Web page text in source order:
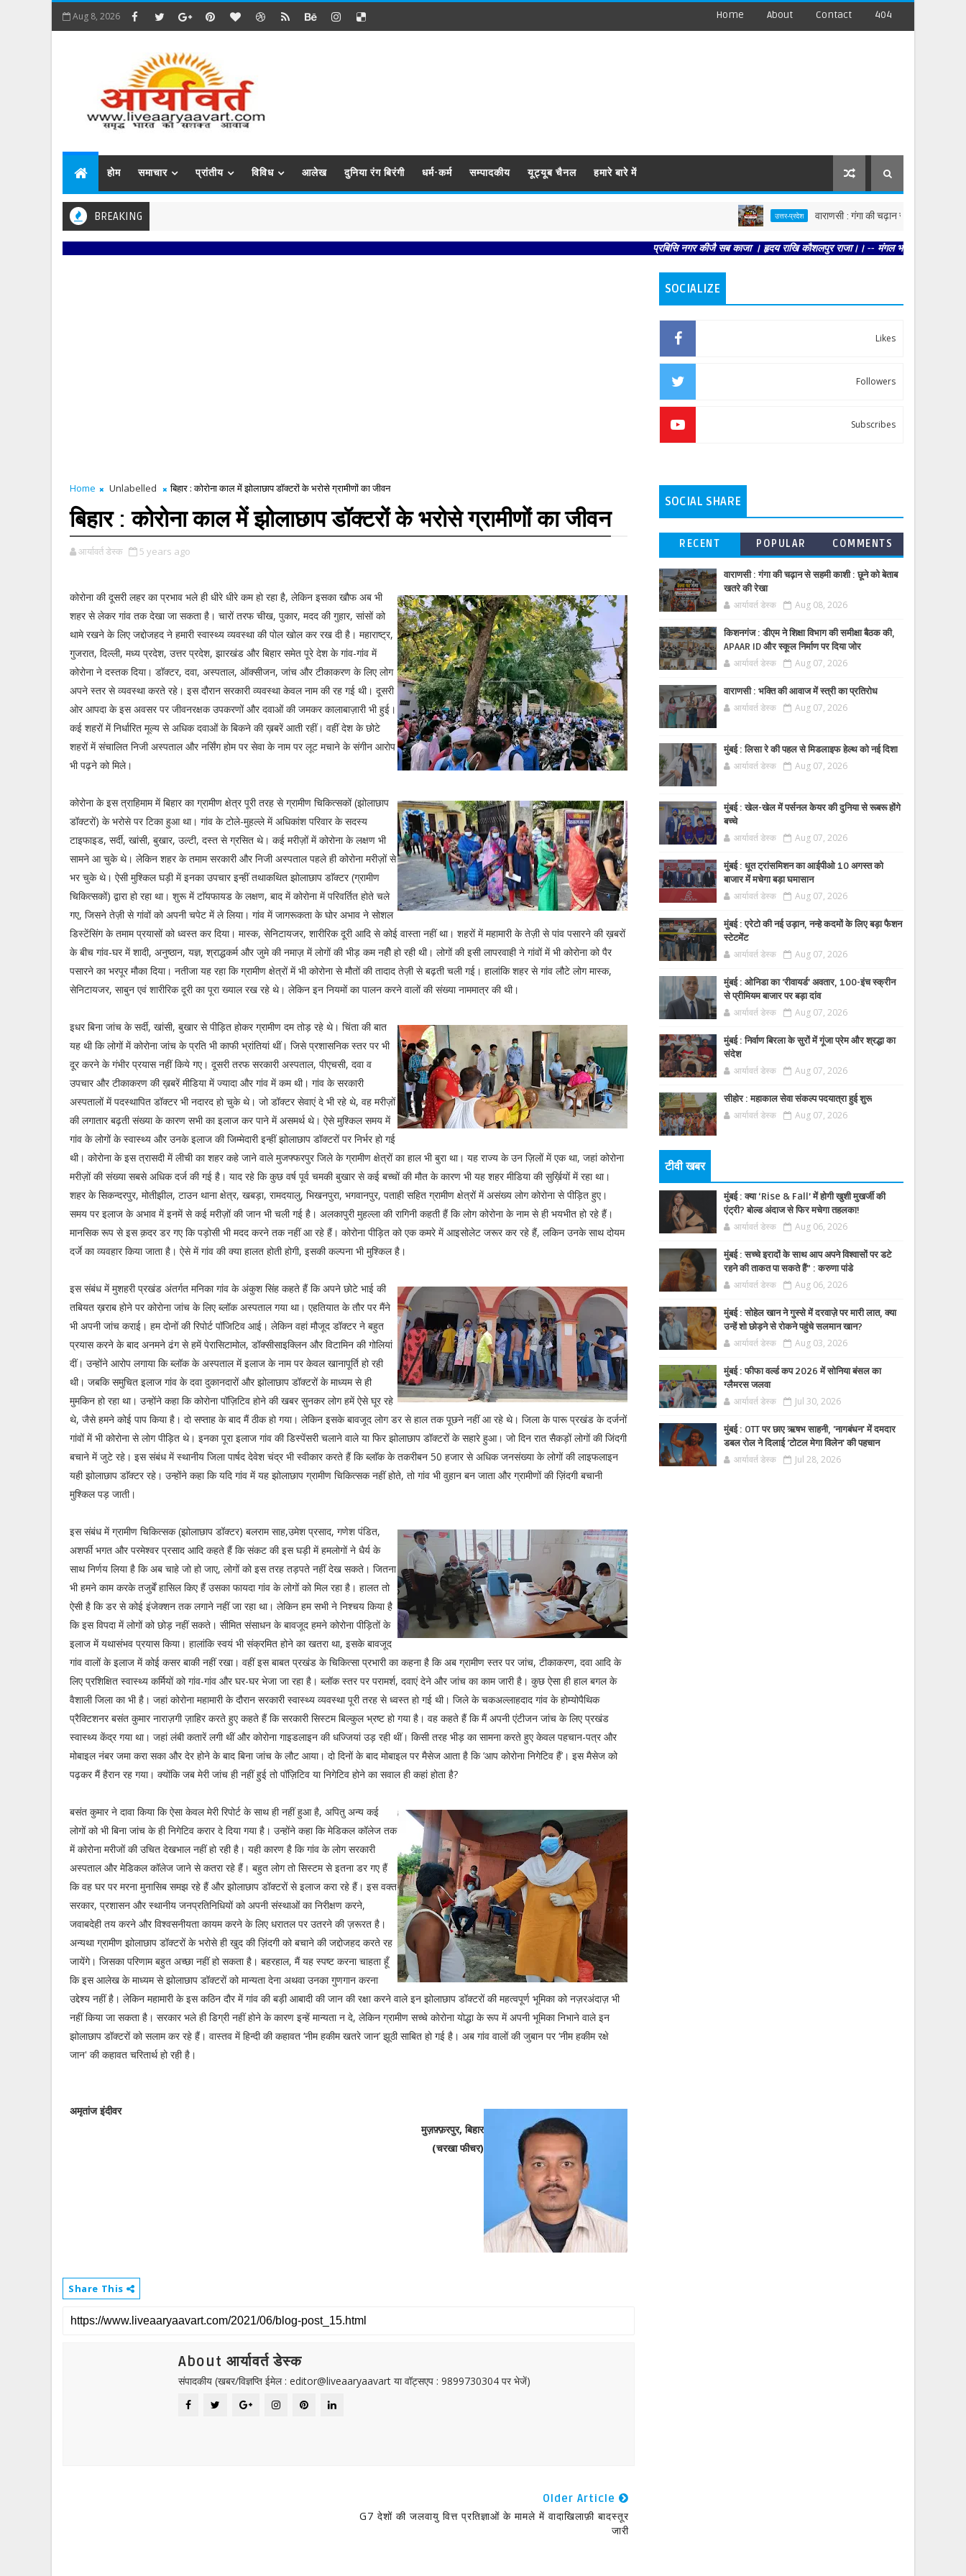
Aug 8, 2026 Home About Contact 404
होम समाचार प्रांतीय विविध आलेख दुनिया रंग बिरंगी धर्म-कर्म सम्पादकीय यूट्यूब चैनल हमारे बारे में
BREAKING उत्तर-प्रदेश वाराणसी : गंगा की चढ़ान से सहमी काशी : छूने को बेताब
प्रबिसि नगर कीजै सब काजा । हृदय राखि कौशलपुर राजा।। -- मंगल भवन अमंगल हारी। द्रवहु
Home Unlabelled बिहार : कोरोना काल में झोलाछाप डॉक्टरों के भरोसे ग्रामीणों का जीवन
बिहार : कोरोना काल में झोलाछाप डॉक्टरों के भरोसे ग्रामीणों का जीवन
आर्यावर्त डेस्क 5 years ago
कोरोना की दूसरी लहर का प्रभाव भले ही धीरे धीरे कम हो रहा है, लेकिन इसका खौफ अब भी
शहर से लेकर गांव तक देखा जा सकता है। चारों तरफ चीख, पुकार, मदद की गुहार, सांसों को
थामे रखने के लिए जद्दोजहद ने हमारी स्वास्थ्य व्यवस्था की पोल खोल कर रख दी है। महाराष्ट्र,
गुजरात, दिल्ली, मध्य प्रदेश, उत्तर प्रदेश, झारखंड और बिहार समेत पूरे देश के गांव-गांव में
कोरोना ने दस्तक दिया। डॉक्टर, दवा, अस्पताल, ऑक्सीजन, जांच और टीकाकरण के लिए लोग
अपने स्तर से व्यवस्था करते रहे। इस दौरान सरकारी व्यवस्था केवल नाम की रह गई थी। दूसरी
ओर आपदा के इस अवसर पर जीवनरक्षक उपकरणों और दवाओं की जमकर कालाबाज़ारी भी हुई।
कई शहरों में निर्धारित मूल्य से अधिक दवाओं के बिकने की ख़बरें आती रहीं। वहीं देश के छोटे
शहरों में संचालित निजी अस्पताल और नर्सिंग होम पर सेवा के नाम पर लूट मचाने के संगीन आरोप
भी पढ़ने को मिले।
कोरोना के इस त्राहिमाम में बिहार का ग्रामीण क्षेत्र पूरी तरह से ग्रामीण चिकित्सकों (झोलाछाप
डॉक्टरों) के भरोसे पर टिका हुआ था। गांव के टोले-मुहल्ले में अधिकांश परिवार के सदस्य
टाइफाइड, सर्दी, खांसी, बुखार, उल्टी, दस्त से ग्रसित थे। कई मरीज़ों में कोरोना के लक्षण भी
सामने आ चुके थे। लेकिन शहर के तमाम सरकारी और निजी अस्पताल पहले ही कोरोना मरीज़ों से
भर चुके थे। ऐसी मुश्किल घड़ी में इनका उपचार इन्हीं तथाकथित झोलाछाप डाॅक्टर (ग्रामीण
चिकित्सकों) द्वारा हो रहा था। शुरू में टाॅयफायड के लक्षण, बाद में कोरोना में परिवर्तित होते चले
गए, जिसने तेज़ी से गांवों को अपनी चपेट में ले लिया। गांव में जागरूकता के घोर अभाव ने सोशल
डिस्टेंसिंग के तमाम प्रयासों को ध्वस्त कर दिया। मास्क, सेनिटायजर, शारीरिक दूरी आदि से कोई वास्ता नहीं था। शहरों में महामारी के तेज़ी से पांव पसारने की ख़बरों
के बीच गांव-घर में शादी, अनुष्ठान, यज्ञ, श्राद्धकर्म और जुमे की नमाज़ में लोगों की भीड़ कम नहीे हो रही थी। लोगों की इसी लापरवाही ने गांवों में भी कोरोना को पैर
पसारने का भरपूर मौका दिया। नतीजा यह रहा कि ग्रामीण क्षेत्रों में भी कोरोना से मौतों की तादाद तेज़ी से बढ़ती चली गई। हालांकि शहर से गांव लौटे लोग मास्क,
सेनिटायजर, साबुन एवं शारीरिक दूरी का पूरा ख्याल रख रहे थे। लेकिन इन नियमों का पालन करने वालों की संख्या नाममात्र की थी।
इधर बिना जांच के सर्दी, खांसी, बुखार से पीड़ित होकर ग्रामीण दम तोड़ रहे थे। चिंता की बात
यह थी कि लोगों में कोरोना जांच के प्रति भी काफी भ्रांतियां थीं। जिसे प्रशासनिक स्तर पर भी
दूर करने के गंभीर प्रयास नहीं किये गए। दूसरी तरफ सरकारी अस्पताल, पीएचसी, दवा व
उपचार और टीकाकरण की ख़बरें मीडिया में ज्यादा और गांव में कम थी। गांव के सरकारी
अस्पतालों में पदस्थापित डॉक्टर भी नदारद हो चुके थे। जो डॉक्टर सेवाएं दे भी रहे थे, वह मरीज़ों
की लगातार बढ़ती संख्या के कारण सभी का इलाज कर पाने में असमर्थ थे। ऐसे मुश्किल समय में
गांव के लोगों के स्वास्थ्य और उनके इलाज की जिम्मेदारी इन्हीं झोलाछाप डॉक्टरों पर निर्भर हो गई
थी। कोरोना के इस त्रासदी में लीची का शहर कहे जाने वाले मुजफ्फरपुर जिले के ग्रामीण क्षेत्रों का हाल भी बुरा था। यह राज्य के उन ज़िलों में एक था, जहां कोरोना
मरीज़ों की संख्या सबसे अधिक दर्ज की गई है। याद रहे कि कुछ वर्ष पूर्व चमकी बुखार से कई बच्चों की मौत के कारण भी यह शहर मीडिया की सुर्ख़ियों में रहा था।
शहर के सिकन्दरपुर, मोतीझील, टाउन थाना क्षेत्र, खबड़ा, रामदयालु, भिखनपुरा, भगवानपुर, पताही सहित ग्रामीण क्षेत्रों में असंख्य लोग कोरोना से पीड़ित हुए।
समय पर इलाज के अभाव में इनमें से कई मरीज़ों की जान भी चली गई है। अलकापुरी मुहल्ला की रागिनी कहती हैं कि लोग कोरोना के नाम से ही भयभीत हो रहे हैं।
मानसिक रूप से इस क़दर डर गए कि पड़ोसी भी मदद करने तक नहीं आ रहे हैं। कोरोना पीड़ित को एक कमरे में आइसोलेट जरूर कर रहे हैं, लकिन उनके साथ दोयम
दर्जे का व्यवहार किया जाता है। ऐसे में गांव की क्या हालत होती होगी, इसकी कल्पना भी मुश्किल है।
इस संबंध में मुशहरी प्रखंड अंतर्गत मनिका गांव के अंकुश सिंह कहते हैं कि अपने छोटे भाई की
तबियत ख़राब होने पर कोरोना जांच के लिए ब्लॉक अस्पताल गया था। एहतियात के तौर पर मैंने
भी अपनी जांच कराई। हम दोनों की रिपोर्ट पॉजिटिव आई। लेकिन वहां मौजूद डॉक्टर ने बहुत
प्रयास करने के बाद अनमने ढंग से हमें पेरासिटामोल, डॉक्सीसाइक्लिन और विटामिन की गोलियां
दीं। उन्होंने आरोप लगाया कि ब्लॉक के अस्पताल में इलाज के नाम पर केवल खानापूर्ति हो रही
थी। जबकि समुचित इलाज गांव के दवा दुकानदारों और झोलाछाप डॉक्टरों के माध्यम से ही
मुमकिन हो रहा था। उन्होंने कहा कि कोरोना पॉज़िटिव होने की खबर सुनकर लोग हमें ऐसे घूर रहे
थे, जैसे हमने कोई पाप किया है। दो सप्ताह के बाद मैं ठीक हो गया। लेकिन इसके बावजूद लोग डर से हाल तक पूछने नहीं आ रहे थे। जिला के पारू प्रखंड के दर्जनों
गांवों में भी कोरोना से लोग पीड़ित थे। इनका पूरा इलाज गांव की डिस्पेंसरी चलाने वाले या फिर झोलाछाप डॉक्टरों के सहारे हुआ। जो दिन रात सैकड़ों लोगों की जिंदगी
बचाने में जुटे रहे। इस संबंध में स्थानीय जिला पार्षद देवेश चंद्र भी स्वीकार करते हैं कि ब्लाॅक के तकरीबन 50 हजार से अधिक जनसंख्या के लोगों की लाइफलाइन
यही झोलाछाप डाॅक्टर रहे। उन्होंने कहा कि यदि गांव में यह झोलाछाप ग्रामीण चिकित्सक नहीं होते, तो गांव भी वुहान बन जाता और ग्रामीणों की ज़िंदगी बचानी
मुश्किल पड़ जाती।
इस संबंध में ग्रामीण चिकित्सक (झोलाछाप डॉक्टर) बलराम साह,उमेश प्रसाद, गणेश पंडित,
अशर्फी भगत और परमेश्वर प्रसाद आदि कहते हैं कि संकट की इस घड़ी में हमलोगों ने धैर्य के
साथ निर्णय लिया है कि अब चाहे जो हो जाए, लोगों को इस तरह तड़पते नहीं देख सकते। जितना
भी हमने काम करके तजुर्बें हासिल किए हैं उसका फायदा गांव के लोगों को मिल रहा है। हालत तो
ऐसी है कि डर से कोई इंजेक्शन तक लगाने नहीं जा रहा था। लेकिन हम सभी ने निश्चय किया है
कि इस विपदा में लोगों को छोड़ नहीं सकते। सीमित संसाधन के बावजूद हमने कोरोना पीड़ितों के
इलाज में यथासंभव प्रयास किया। हालांकि स्वयं भी संक्रमित होने का खतरा था, इसके बावजूद
गांव वालों के इलाज में कोई कसर बाकी नहीं रखा। वहीं इस बाबत प्रखंड के चिकित्सा प्रभारी का कहना है कि अब ग्रामीण स्तर पर जांच, टीकाकरण, दवा आदि के
लिए प्रशिक्षित स्वास्थ्य कर्मियों को गांव-गांव और घर-घर भेजा जा रहा है। ब्लॉक स्तर पर परामर्श, दवाएं देने और जांच का काम जारी है। कुछ ऐसा ही हाल बगल के
वैशाली जिला का भी है। जहां कोरोना महामारी के दौरान सरकारी स्वास्थ्य व्यवस्था पूरी तरह से ध्वस्त हो गई थी। जिले के चकअल्लाहदाद गांव के होम्योपैथिक
प्रैक्टिशनर बसंत कुमार नाराज़गी ज़ाहिर करते हुए कहते हैं कि सरकारी सिस्टम बिल्कुल भ्रष्ट हो गया है। वह कहते हैं कि मैं अपनी एंटीजन जांच के लिए प्रखंड
स्वास्थ्य केंद्र गया था। जहां लंबी कतारें लगी थीं और कोरोना गाइडलाइन की धज्जियां उड़ रही थीं। किसी तरह भीड़ का सामना करते हुए केवल पहचान-पत्र और
मोबाइल नंबर जमा करा सका और देर होने के बाद बिना जांच के लौट आया। दो दिनों के बाद मोबाइल पर मैसेज आता है कि ‘आप कोरोना निगेटिव हैं’। इस मैसेज को
पढ़कर मैं हैरान रह गया। क्योंकि जब मेरी जांच ही नहीं हुई तो पॉज़िटिव या निगेटिव होने का सवाल ही कहां होता है?
बसंत कुमार ने दावा किया कि ऐसा केवल मेरी रिपोर्ट के साथ ही नहीं हुआ है, अपितु अन्य कई
लोगों को भी बिना जांच के ही निगेटिव करार दे दिया गया है। उन्होंने कहा कि मेडिकल कॉलेज तक
में कोरोना मरीजों की उचित देखभाल नहीं हो रही है। यही कारण है कि गांव के लोग सरकारी
अस्पताल और मेडिकल कॉलेज जाने से कतरा रहे हैं। बहुत लोग तो सिस्टम से इतना डर गए हैं
कि वह घर पर मरना मुनासिब समझ रहे हैं और झोलाछाप डॉक्टरों से इलाज करा रहे हैं। इस वक्त
सरकार, प्रशासन और स्थानीय जनप्रतिनिधियों को अपनी संस्थाओं का निरीक्षण करने,
जवाबदेही तय करने और विश्वसनीयता कायम करने के लिए धरातल पर उतरने की ज़रूरत है।
अन्यथा ग्रामीण झोलाछाप डॉक्टरों के भरोसे ही खुद की ज़िंदगी को बचाने की जद्दोजहद करते रह
जायेंगे। जिसका परिणाम बहुत अच्छा नहीं हो सकता है। बहरहाल, मैं यह स्पष्ट करना चाहता हूँ
कि इस आलेख के माध्यम से झोलाछाप डॉक्टरों को मान्यता देना अथवा उनका गुणगान करना
उद्देश्य नहीं है। लेकिन महामारी के इस कठिन दौर में गांव की बड़ी आबादी की जान की रक्षा करने वाले इन झोलाछाप डॉक्टरों की महत्वपूर्ण भूमिका को नज़रअंदाज़ भी
नहीं किया जा सकता है। सरकार भले ही डिग्री नहीं होने के कारण इन्हें मान्यता न दे, लेकिन ग्रामीण सच्चे कोरोना योद्धा के रूप में अपनी भूमिका निभाने वाले इन
झोलाछाप डॉक्टरों को सलाम कर रहे हैं। वास्तव में हिन्दी की कहावत ‘नीम हकीम खतरे जान’ झूठी साबित हो गई है। अब गांव वालों की जुबान पर ‘नीम हकीम रक्षे
जान' की कहावत चरितार्थ हो रही है।
अमृतांज इंदीवर
मुज़फ़्फ़रपुर, बिहार
(चरखा फीचर)
Share This
About आर्यावर्त डेस्क
संपादकीय (खबर/विज्ञप्ति ईमेल : editor@liveaaryaavart या वॉट्सएप : 9899730304 पर भेजें)
Older Article
G7 देशों की जलवायु वित्त प्रतिज्ञाओं के मामले में वादाखिलाफ़ी बादस्तूर
जारी
SOCIALIZE
Likes
Followers
Subscribes
SOCIAL SHARE
RECENT POPULAR COMMENTS
वाराणसी : गंगा की चढ़ान से सहमी काशी : छूने को बेताब
खतरे की रेखा
आर्यावर्त डेस्क Aug 08, 2026
किशनगंज : डीएम ने शिक्षा विभाग की समीक्षा बैठक की,
APAAR ID और स्कूल निर्माण पर दिया जोर
आर्यावर्त डेस्क Aug 07, 2026
वाराणसी : भक्ति की आवाज में स्त्री का प्रतिरोध
आर्यावर्त डेस्क Aug 07, 2026
मुंबई : लिसा रे की पहल से मिडलाइफ हेल्थ को नई दिशा
आर्यावर्त डेस्क Aug 07, 2026
मुंबई : खेल-खेल में पर्सनल केयर की दुनिया से रूबरू होंगे
बच्चे
आर्यावर्त डेस्क Aug 07, 2026
मुंबई : धूत ट्रांसमिशन का आईपीओ 10 अगस्त को
बाजार में मचेगा बड़ा घमासान
आर्यावर्त डेस्क Aug 07, 2026
मुंबई : एरेटो की नई उड़ान, नन्हे कदमों के लिए बड़ा फैशन
स्टेटमेंट
आर्यावर्त डेस्क Aug 07, 2026
मुंबई : ओनिडा का 'रीवायर्ड’ अवतार, 100-इंच स्क्रीन
से प्रीमियम बाजार पर बड़ा दांव
आर्यावर्त डेस्क Aug 07, 2026
मुंबई : निर्वाण बिरला के सुरों में गूंजा प्रेम और श्रद्धा का
संदेश
आर्यावर्त डेस्क Aug 07, 2026
सीहोर : महाकाल सेवा संकल्प पदयात्रा हुई शुरू
आर्यावर्त डेस्क Aug 07, 2026
टीवी खबर
मुंबई : क्या ‘Rise & Fall’ में होगी खुशी मुखर्जी की
एंट्री? बोल्ड अंदाज से फिर मचेगा तहलका!
आर्यावर्त डेस्क Aug 06, 2026
मुंबई : सच्चे इरादों के साथ आप अपने विश्वासों पर डटे
रहने की ताकत पा सकते हैं” : करुणा पांडे
आर्यावर्त डेस्क Aug 06, 2026
मुंबई : सोहेल खान ने गुस्से में दरवाज़े पर मारी लात, क्या
उन्हें शो छोड़ने से रोकने पहुंचे सलमान खान?
आर्यावर्त डेस्क Aug 03, 2026
मुंबई : फीफा वर्ल्ड कप 2026 में सोनिया बंसल का
ग्लैमरस जलवा
आर्यावर्त डेस्क Jul 30, 2026
मुंबई : OTT पर छाए ऋषभ साहनी, 'नागबंधन' में दमदार
डबल रोल ने दिलाई 'टोटल मेगा विलेन' की पहचान
आर्यावर्त डेस्क Jul 28, 2026